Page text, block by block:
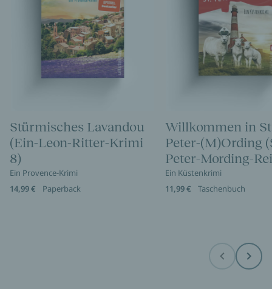
Stürmisches Lavandou
(Ein-Leon-Ritter-Krimi
8)
Ein Provence-Krimi
14,99 €
Paperback
Willkommen in
Peter-(M)Ording
Peter-Mording-
Ein Küstenkrimi
11,99 €
Taschenbuch
Before Next